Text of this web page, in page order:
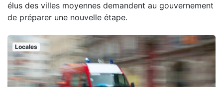
élus des villes moyennes demandent au gouvernement
de préparer une nouvelle étape.
Locales